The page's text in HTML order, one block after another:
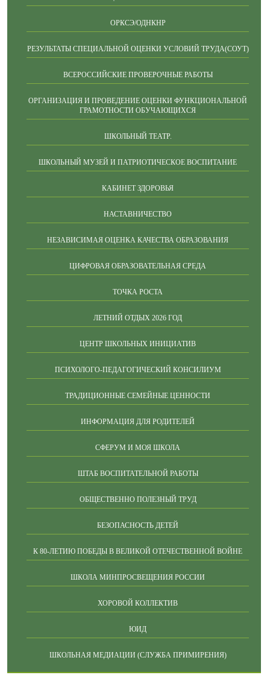
ОРКСЭ/ОДНКНР
РЕЗУЛЬТАТЫ СПЕЦИАЛЬНОЙ ОЦЕНКИ УСЛОВИЙ ТРУДА(СОУТ)
ВСЕРОССИЙСКИЕ ПРОВЕРОЧНЫЕ РАБОТЫ
ОРГАНИЗАЦИЯ И ПРОВЕДЕНИЕ ОЦЕНКИ ФУНКЦИОНАЛЬНОЙ
ГРАМОТНОСТИ ОБУЧАЮЩИХСЯ
ШКОЛЬНЫЙ ТЕАТР.
ШКОЛЬНЫЙ МУЗЕЙ И ПАТРИОТИЧЕСКОЕ ВОСПИТАНИЕ
КАБИНЕТ ЗДОРОВЬЯ
НАСТАВНИЧЕСТВО
НЕЗАВИСИМАЯ ОЦЕНКА КАЧЕСТВА ОБРАЗОВАНИЯ
ЦИФРОВАЯ ОБРАЗОВАТЕЛЬНАЯ СРЕДА
ТОЧКА РОСТА
ЛЕТНИЙ ОТДЫХ 2026 ГОД
ЦЕНТР ШКОЛЬНЫХ ИНИЦИАТИВ
ПСИХОЛОГО-ПЕДАГОГИЧЕСКИЙ КОНСИЛИУМ
ТРАДИЦИОННЫЕ СЕМЕЙНЫЕ ЦЕННОСТИ
ИНФОРМАЦИЯ ДЛЯ РОДИТЕЛЕЙ
СФЕРУМ И МОЯ ШКОЛА
ШТАБ ВОСПИТАТЕЛЬНОЙ РАБОТЫ
ОБЩЕСТВЕННО ПОЛЕЗНЫЙ ТРУД
БЕЗОПАСНОСТЬ ДЕТЕЙ
К 80-ЛЕТИЮ ПОБЕДЫ В ВЕЛИКОЙ ОТЕЧЕСТВЕННОЙ ВОЙНЕ
ШКОЛА МИНПРОСВЕЩЕНИЯ РОССИИ
ХОРОВОЙ КОЛЛЕКТИВ
ЮИД
ШКОЛЬНАЯ МЕДИАЦИИ (СЛУЖБА ПРИМИРЕНИЯ)